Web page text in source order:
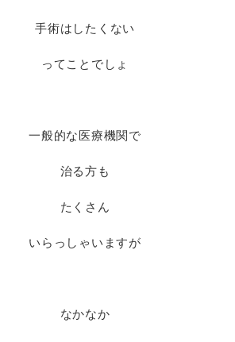
手術はしたくない
ってことでしょ
一般的な医療機関で
治る方も
たくさん
いらっしゃいますが
なかなか